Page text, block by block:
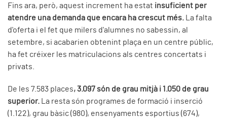
Fins ara, però, aquest increment ha estat insuficient per
atendre una demanda que encara ha crescut més. La falta
d'oferta i el fet que milers d'alumnes no sabessin, al
setembre, si acabarien obtenint plaça en un centre públic,
ha fet créixer les matriculacions als centres concertats i
privats.
De les 7.583 places, 3.097 són de grau mitjà i 1.050 de grau
superior.
La resta són programes de formació i inserció
(1.122), grau bàsic (980), ensenyaments esportius (674),